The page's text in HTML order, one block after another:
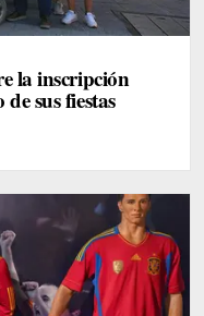
la inscripción
sus fiestas